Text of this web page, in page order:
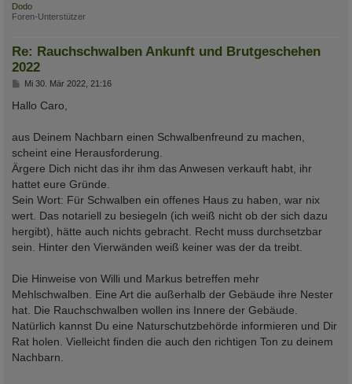
Dodo
Foren-Unterstützer
Re: Rauchschwalben Ankunft und Brutgeschehen
2022
B
i
a
g
Mi 30. Mär 2022, 21:16
Hallo Caro,
aus Deinem Nachbarn einen Schwalbenfreund zu machen,
scheint eine Herausforderung.
Ärgere Dich nicht das ihr ihm das Anwesen verkauft habt, ihr
hattet eure Gründe.
Sein Wort: Für Schwalben ein offenes Haus zu haben, war nix
wert. Das notariell zu besiegeln (ich weiß nicht ob der sich dazu
hergibt), hätte auch nichts gebracht. Recht muss durchsetzbar
sein. Hinter den Vierwänden weiß keiner was der da treibt.
Die Hinweise von Willi und Markus betreffen mehr
Mehlschwalben. Eine Art die außerhalb der Gebäude ihre Nester
hat. Die Rauchschwalben wollen ins Innere der Gebäude.
Natürlich kannst Du eine Naturschutzbehörde informieren und Dir
Rat holen. Vielleicht finden die auch den richtigen Ton zu deinem
Nachbarn.